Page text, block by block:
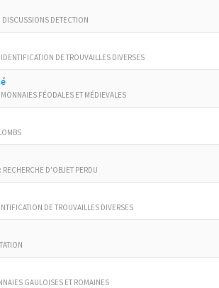
DISCUSSIONS DETECTION
IDENTIFICATION DE TROUVAILLES DIVERSES
MONNAIES FÉODALES ET MÉDIEVALES
RECHERCHE D'OBJET PERDU
DE TROUVAILLES DIVERSES
GAULOISES ET ROMAINES